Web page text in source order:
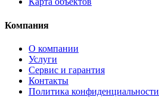
Компания
О компании
Услуги
Сервис и гарантия
Контакты
Политика конфиденциальности